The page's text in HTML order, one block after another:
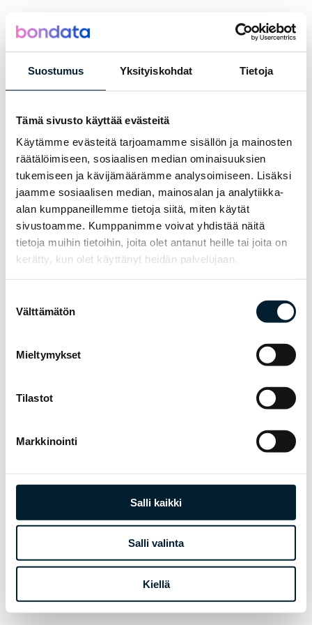
Suostumus Yksityiskohdat Tietoja
Tämä sivusto käyttää evästeitä
Käytämme evästeitä tarjoamamme sisällön ja mainosten
räätälöimiseen, sosiaalisen median ominaisuuksien
tukemiseen ja kävijämäärämme analysoimiseen. Lisäksi
jaamme sosiaalisen median, mainosalan ja analytiikka-
alan kumppaneillemme tietoja siitä, miten käytät
sivustoamme. Kumppanimme voivat yhdistää näitä
tietoja muihin tietoihin, joita olet antanut heille tai joita on
kerätty, kun olet käyttänyt heidän palvelujaan.
valinta
Välttämätön
Mieltymykset
Tilastot
Markkinointi
Salli kaikki
Salli valinta
Kiellä
Loading...